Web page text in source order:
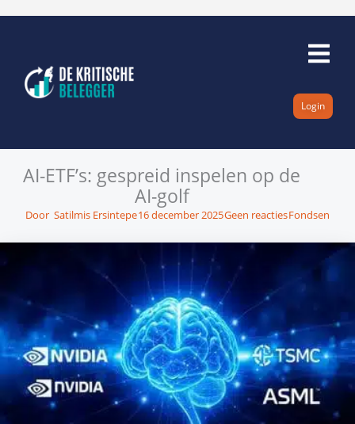
inhoud
Login
AI-ETF’s: gespreid inspelen op de
AI-golf
Door Satilmis Ersintepe16 december 2025Geen reactiesFondsen